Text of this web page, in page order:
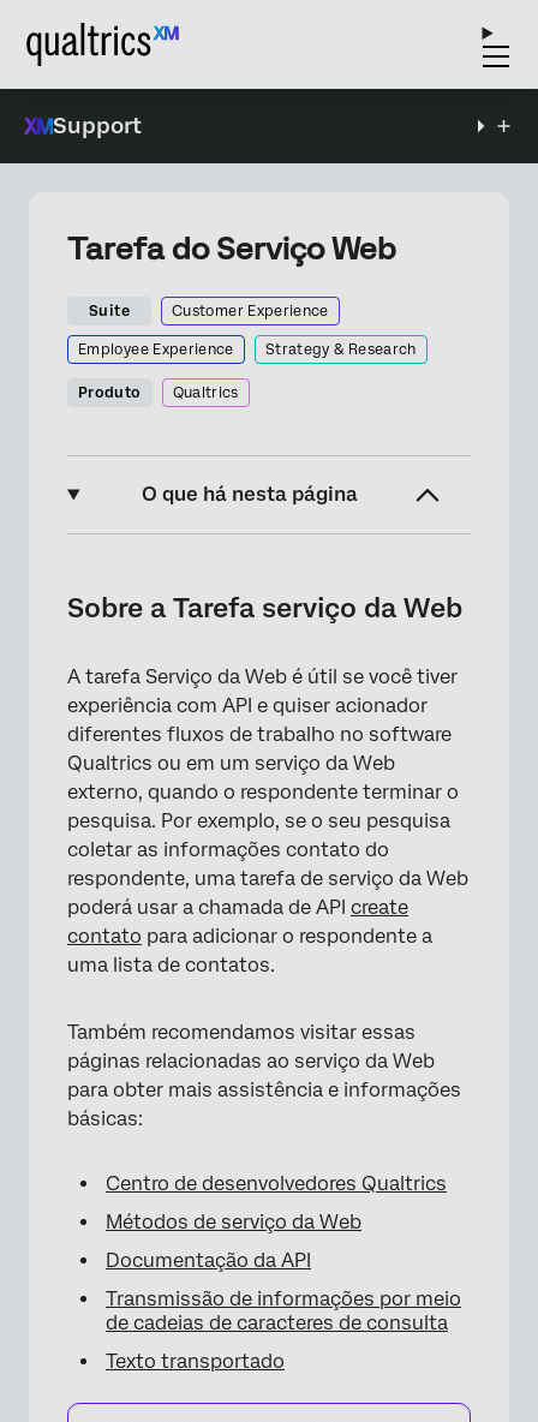
Support
Tarefa do Serviço Web
Suite Customer Experience
Employee Experience Strategy & Research
Produto Qualtrics
O que há nesta página
Configuração de uma Tarefa de serviço da
Uso do assistente de IA para configuração de
Tarefa
Adição de credenciais de autorização
Adição de um cabeçalho para solicitações
API do Qualtrics
TLS mútuo
Uso de comandos Curl
Perguntas frequentes
Sobre a Tarefa serviço da Web
A tarefa Serviço da Web é útil se você tiver
experiência com API e quiser acionador
diferentes fluxos de trabalho no software
Qualtrics ou em um serviço da Web
externo, quando o respondente terminar o
pesquisa. Por exemplo, se o seu pesquisa
coletar as informações contato do
respondente, uma tarefa de serviço da Web
poderá usar a chamada de API create
contato para adicionar o respondente a
uma lista de contatos.
Também recomendamos visitar essas
páginas relacionadas ao serviço da Web
para obter mais assistência e informações
básicas:
Centro de desenvolvedores Qualtrics
Métodos de serviço da Web
Documentação da API
Transmissão de informações por meio
de cadeias de caracteres de consulta
Texto transportado